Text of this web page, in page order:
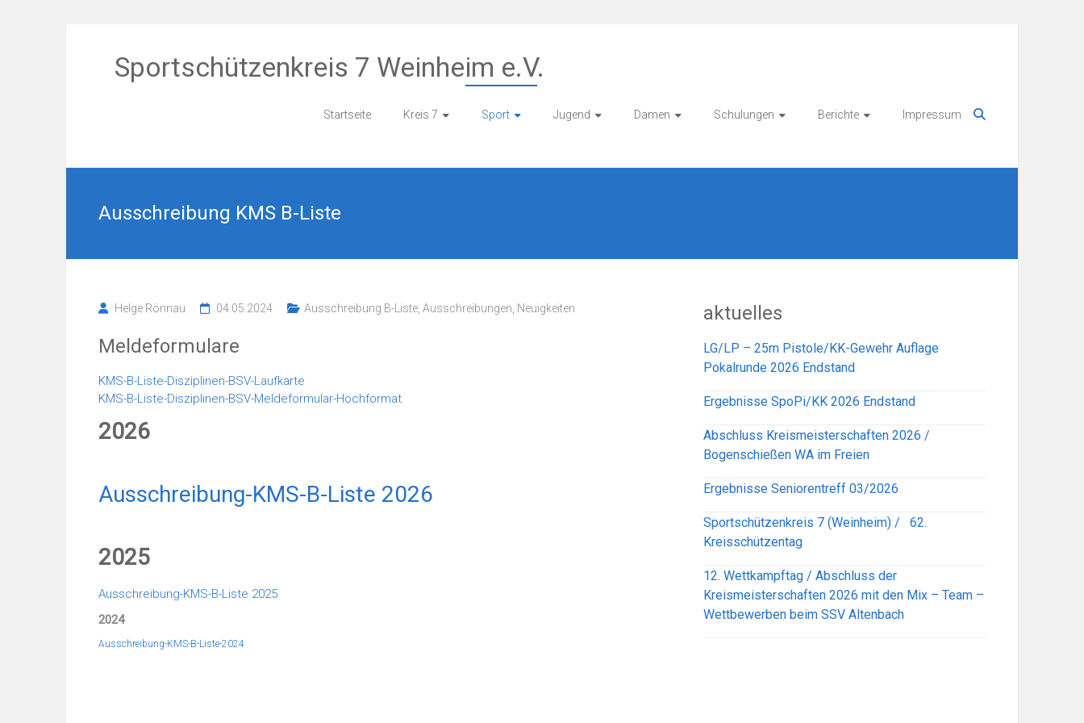
Sportschützenkreis 7 Weinheim e.V.
Startseite Kreis 7 Sport Jugend Damen Schulungen Berichte Impressum
Ausschreibung KMS B-Liste
Helge Rönnau 04.05.2024 Ausschreibung B-Liste Ausschreibungen Neuigkeiten
Meldeformulare
KMS-B-Liste-Disziplinen-BSV-Laufkarte
KMS-B-Liste-Disziplinen-BSV-Meldeformular-Hochformat
2026
Ausschreibung-KMS-B-Liste 2026
2025
Ausschreibung-KMS-B-Liste 2025
2024
Ausschreibung-KMS-B-Liste-2024
aktuelles
LG/LP – 25m Pistole/KK-Gewehr Auflage
Pokalrunde 2026 Endstand
Ergebnisse SpoPi/KK 2026 Endstand
Abschluss Kreismeisterschaften 2026 /
Bogenschießen WA im Freien
Ergebnisse Seniorentreff 03/2026
Sportschützenkreis 7 (Weinheim) / 62.
Kreisschützentag
12. Wettkampftag / Abschluss der
Kreismeisterschaften 2026 mit den Mix – Team –
Wettbewerben beim SSV Altenbach